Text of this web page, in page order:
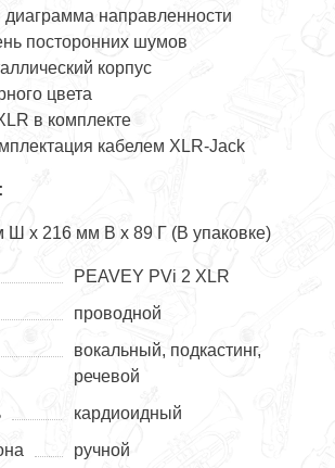
направленности
посторонних шумов
корпус
цвета
в комплекте
кабелем XLR-Jack
Ш x 216 мм В x 89 Г (В упаковке)
PEAVEY PVi 2 XLR
проводной
вокальный, подкастинг,
речевой
кардиоидный
ручной